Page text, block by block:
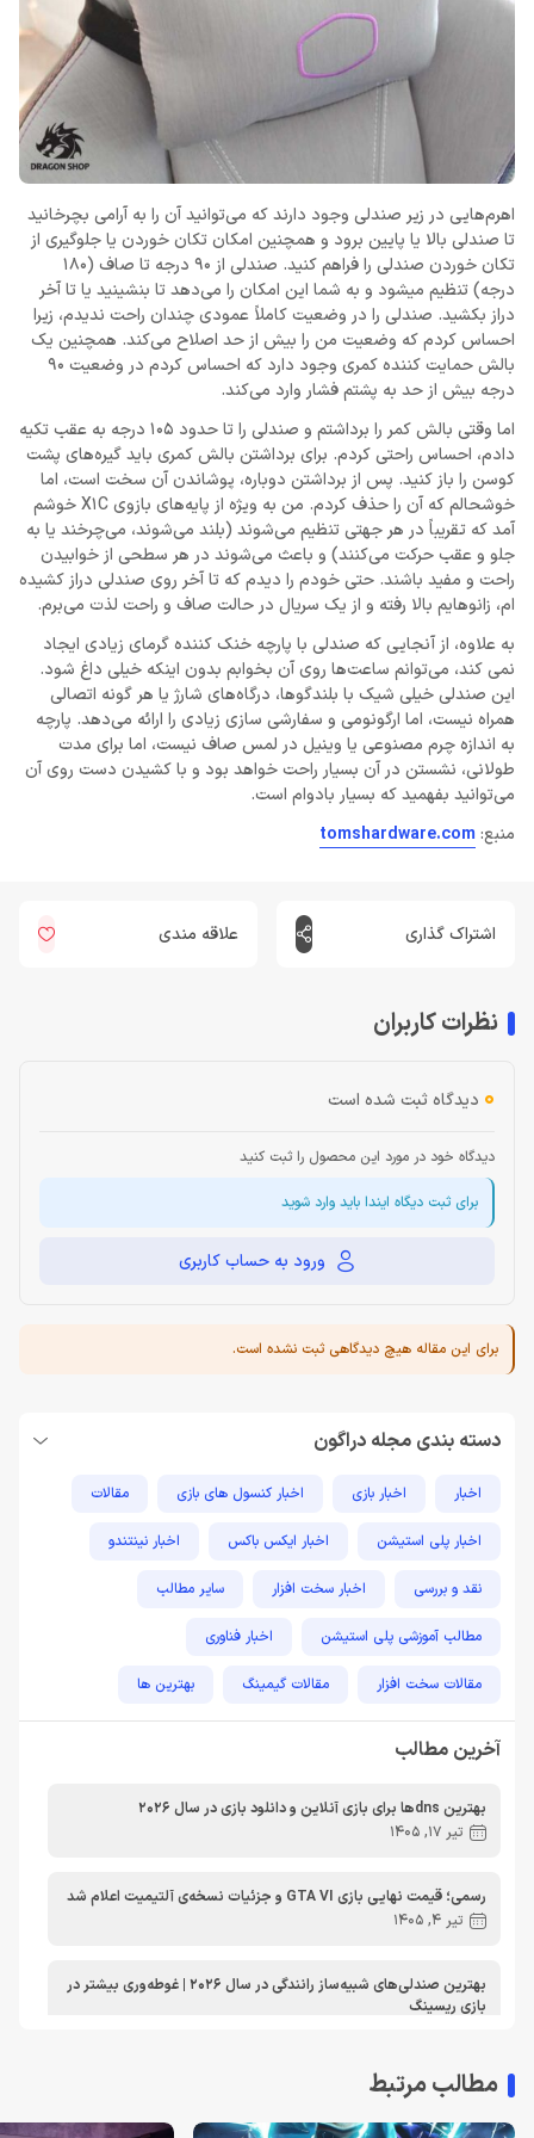
اهرم‌هایی در زیر صندلی وجود دارند که می‌توانید آن را به آرامی بچرخانید
تا صندلی بالا یا پایین برود و همچنین امکان تکان خوردن یا جلوگیری از
تکان خوردن صندلی را فراهم کنید. صندلی از 90 درجه تا صاف (180
درجه) تنظیم میشود و به شما این امکان را می‌دهد تا بنشینید یا تا آخر
دراز بکشید. صندلی را در وضعیت کاملاً عمودی چندان راحت ندیدم، زیرا
احساس کردم که وضعیت من را بیش از حد اصلاح می‌کند. همچنین یک
بالش حمایت کننده کمری وجود دارد که احساس کردم در وضعیت 90
درجه بیش از حد به پشتم فشار وارد می‌کند.
اما وقتی بالش کمر را برداشتم و صندلی را تا حدود 105 درجه به عقب تکیه
دادم، احساس راحتی کردم. برای برداشتن بالش کمری باید گیره‌های پشت
کوسن را باز کنید. پس از برداشتن دوباره، پوشاندن آن سخت است، اما
خوشحالم که آن را حذف کردم. من به ویژه از پایه‌های بازوی X1C خوشم
آمد که تقریباً در هر جهتی تنظیم می‌شوند (بلند می‌شوند، می‌چرخند یا به
جلو و عقب حرکت می‌کنند) و باعث می‌شوند در هر سطحی از خوابیدن
راحت و مفید باشند. حتی خودم را دیدم که تا آخر روی صندلی دراز کشیده
ام، زانوهایم بالا رفته و از یک سریال در حالت صاف و راحت لذت می‌برم.
به علاوه، از آنجایی که صندلی با پارچه خنک کننده گرمای زیادی ایجاد
نمی کند، می‌توانم ساعت‌ها روی آن بخوابم بدون اینکه خیلی داغ شود.
این صندلی خیلی شیک با بلندگوها، درگاه‌های شارژ یا هر گونه اتصالی
همراه نیست، اما ارگونومی و سفارشی سازی زیادی را ارائه می‌دهد. پارچه
به اندازه چرم مصنوعی یا وینیل در لمس صاف نیست، اما برای مدت
طولانی، نشستن در آن بسیار راحت‌ خواهد بود و با کشیدن دست روی آن
می‌توانید بفهمید که بسیار بادوام است.
منبع:tomshardware.com
اشتراک گذاری علاقه مندی
نظرات کاربران
0 دیدگاه ثبت شده است
دیدگاه خود در مورد این محصول را ثبت کنید
برای ثبت دیگاه ایندا باید وارد شوید
ورود به حساب کاربری
برای این مقاله هیچ دیدگاهی ثبت نشده است.
دسته بندی مجله دراگون
اخبار اخبار بازی اخبار کنسول های بازی مقالات
اخبار پلی استیشن اخبار ایکس باکس اخبار نینتندو
نقد و بررسی اخبار سخت افزار سایر مطالب
مطالب آموزشی پلی استیشن اخبار فناوری
مقالات سخت افزار مقالات گیمینگ بهترین ها
مطالب آموزشی ایکس باکس
آخرین مطالب
بهترین dnsها برای بازی آنلاین و دانلود بازی در سال 2026
تیر 17, 1405
رسمی؛ قیمت نهایی بازی GTA VI و جزئیات نسخه‌ی آلتیمیت اعلام شد
تیر 4, 1405
بهترین صندلی‌های شبیه‌ساز رانندگی در سال 2026 | غوطه‌وری بیشتر در
بازی ریسینگ
مطالب مرتبط